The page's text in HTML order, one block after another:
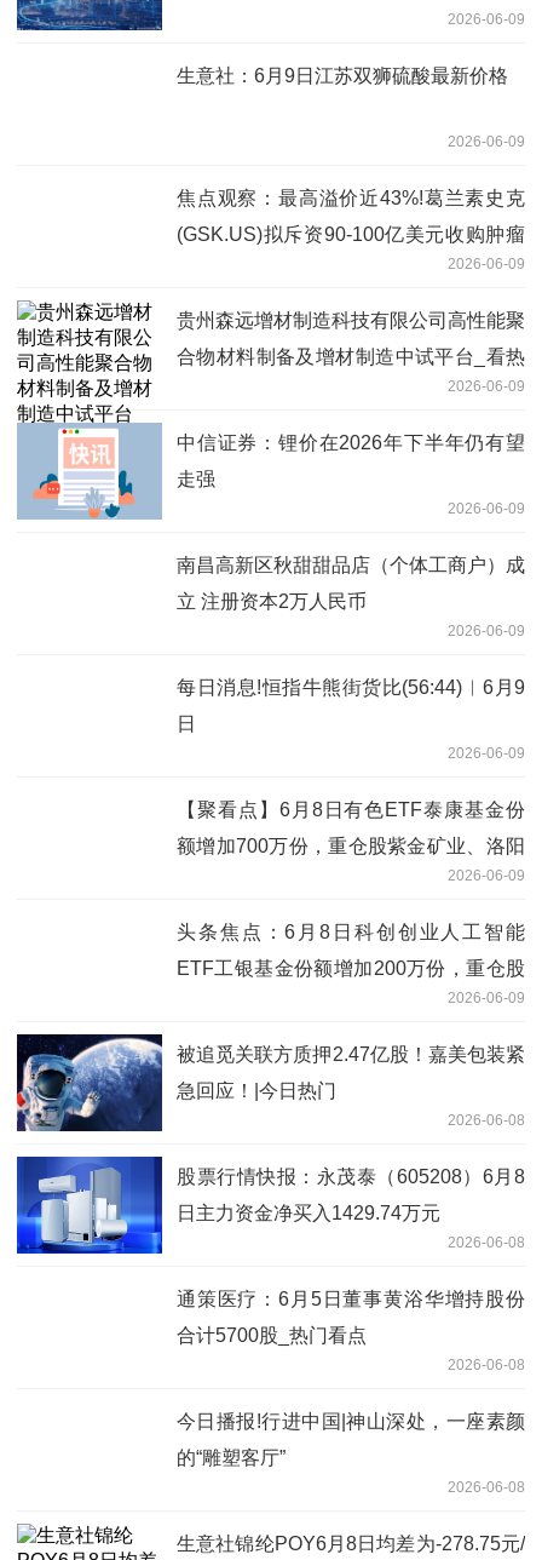
2026-06-09
生意社：6月9日江苏双狮硫酸最新价格
2026-06-09
焦点观察：最高溢价近43%!葛兰素史克
(GSK.US)拟斥资90-100亿美元收购肿瘤
2026-06-09
贵州森远增材制造科技有限公司高性能聚
合物材料制备及增材制造中试平台_看热
2026-06-09
中信证券：锂价在2026年下半年仍有望
走强
2026-06-09
南昌高新区秋甜甜品店（个体工商户）成
立 注册资本2万人民币
2026-06-09
每日消息!恒指牛熊街货比(56:44)︱6月9
日
2026-06-09
【聚看点】6月8日有色ETF泰康基金份
额增加700万份，重仓股紫金矿业、洛阳
2026-06-09
头条焦点：6月8日科创创业人工智能
ETF工银基金份额增加200万份，重仓股
2026-06-09
被追觅关联方质押2.47亿股！嘉美包装紧
急回应！|今日热门
2026-06-08
股票行情快报：永茂泰（605208）6月8
日主力资金净买入1429.74万元
2026-06-08
通策医疗：6月5日董事黄浴华增持股份
合计5700股_热门看点
2026-06-08
今日播报!行进中国|神山深处，一座素颜
的“雕塑客厅”‌
2026-06-08
生意社锦纶POY6月8日均差为-278.75元/